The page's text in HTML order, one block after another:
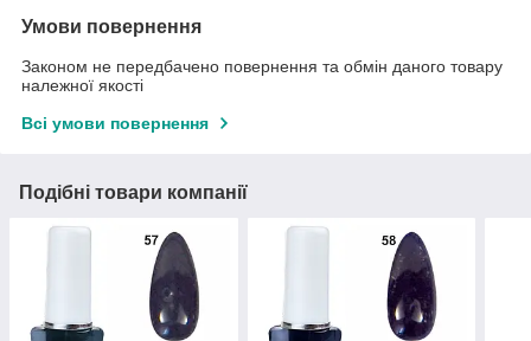
Умови повернення
Законом не передбачено повернення та обмін даного товару
належної якості
Всі умови повернення
Подібні товари компанії